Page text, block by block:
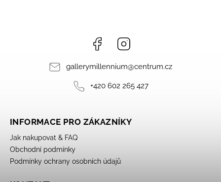
Facebook
gallerymillennium@centrum.cz
+420 602 265 427
INFORMACE PRO ZÁKAZNÍKY
Jak nakupovat & FAQ
Obchodní podmínky
Podmínky ochrany osobních údajů